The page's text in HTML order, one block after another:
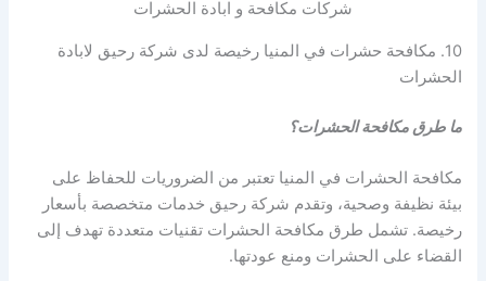
شركات مكافحة و ابادة الحشرات
10. مكافحة حشرات في المنيا رخيصة لدى شركة رحيق لابادة
الحشرات
ما طرق مكافحة الحشرات؟
مكافحة الحشرات في المنيا تعتبر من الضروريات للحفاظ على
بيئة نظيفة وصحية، وتقدم شركة رحيق خدمات متخصصة بأسعار
رخيصة. تشمل طرق مكافحة الحشرات تقنيات متعددة تهدف إلى
القضاء على الحشرات ومنع عودتها.